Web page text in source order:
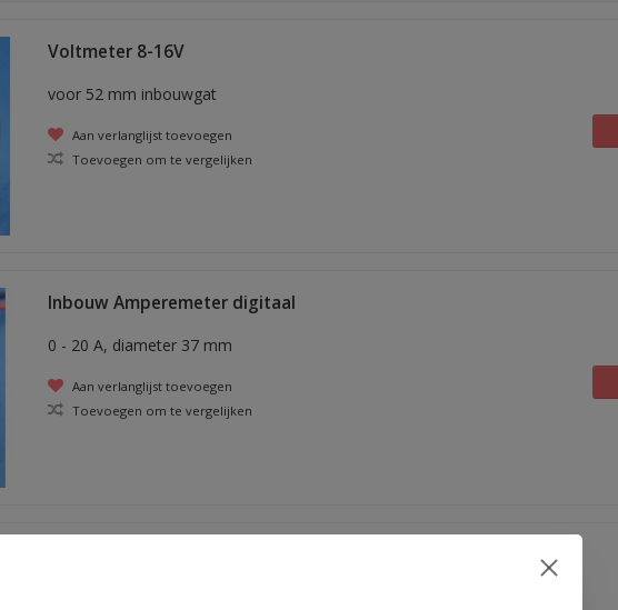
Voltmeter 8-16V
voor 52 mm inbouwgat
Aan verlanglijst toevoegen
Toevoegen om te vergelijken
Inbouw Amperemeter digitaal
0 - 20 A, diameter 37 mm
Aan verlanglijst toevoegen
Toevoegen om te vergelijken